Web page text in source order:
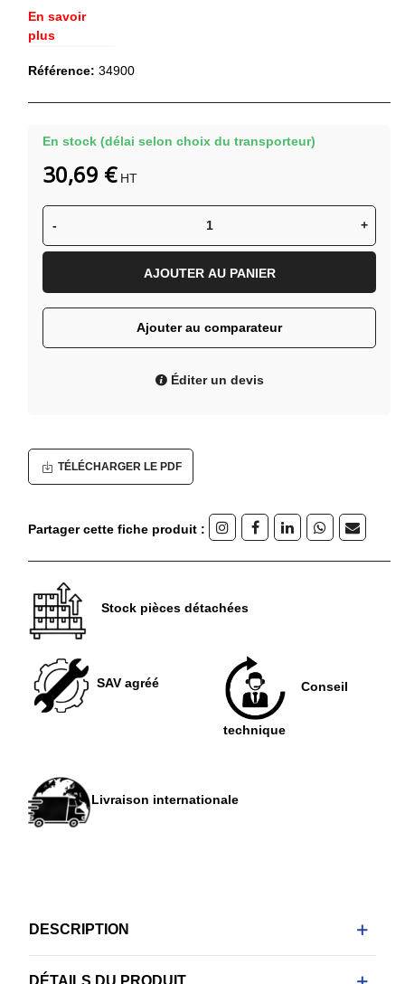
En savoir
plus
Référence: 34900
En stock (délai selon choix du transporteur)
- +
AJOUTER AU PANIER
Ajouter au comparateur
Éditer un devis
30,69 € HT
TÉLÉCHARGER LE PDF
Partager cette fiche produit :
Stock pièces détachées
SAV agréé Conseil
technique
Livraison internationale
DESCRIPTION